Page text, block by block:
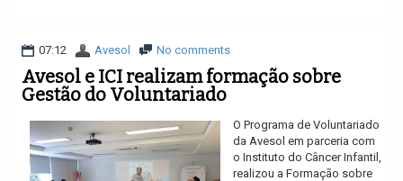
07:12 Avesol No comments
Avesol e ICI realizam formação sobre
Gestão do Voluntariado
O Programa de Voluntariado
da Avesol em parceria com
o Instituto do Câncer Infantil,
realizou a Formação sobre